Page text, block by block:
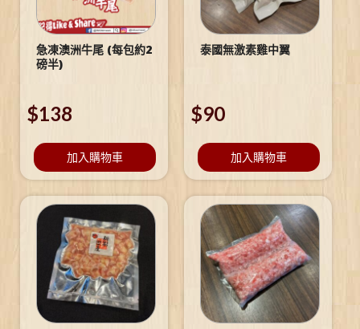
急凍澳洲牛尾 (每包約2
磅半)
$138
加入購物車
泰國無激素雞中翼
$90
加入購物車